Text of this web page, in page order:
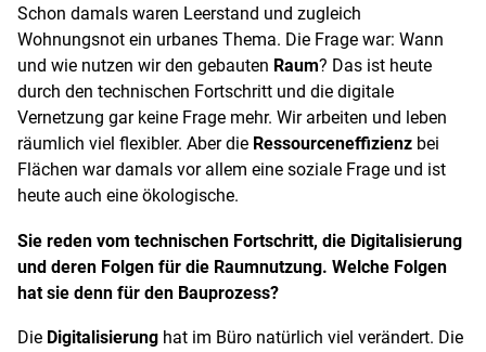
Schon damals waren Leerstand und zugleich
Wohnungsnot ein urbanes Thema. Die Frage war: Wann
und wie nutzen wir den gebauten Raum? Das ist heute
durch den technischen Fortschritt und die digitale
Vernetzung gar keine Frage mehr. Wir arbeiten und leben
räumlich viel flexibler. Aber die Ressourceneffizienz bei
Flächen war damals vor allem eine soziale Frage und ist
heute auch eine ökologische.
Sie reden vom technischen Fortschritt, die Digitalisierung
und deren Folgen für die Raumnutzung. Welche Folgen
hat sie denn für den Bauprozess?
Die Digitalisierung hat im Büro natürlich viel verändert. Die